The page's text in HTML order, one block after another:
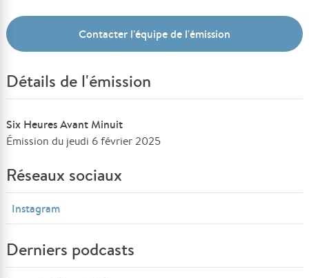
Contacter l'équipe de l'émission
Détails de l'émission
Six Heures Avant Minuit
Émission du jeudi 6 février 2025
Réseaux sociaux
Instagram
Derniers podcasts